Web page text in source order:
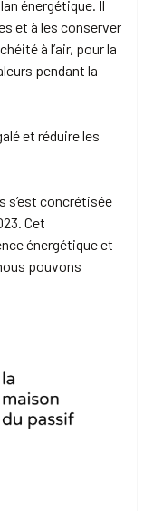
énergétique. Il
et à les conserver
à l’air, pour la
pendant la
et réduire les
s’est concrétisée
Cet
énergétique et
pouvons